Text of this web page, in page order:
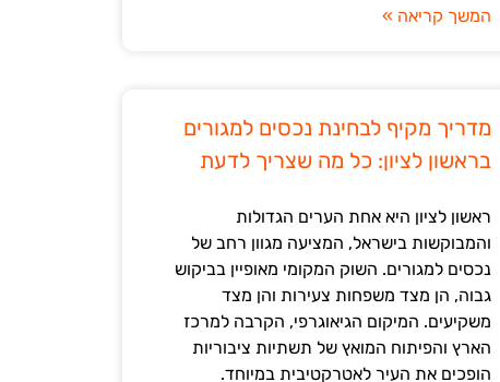
המשך קריאה »
מדריך מקיף לבחינת נכסים למגורים
בראשון לציון: כל מה שצריך לדעת
ראשון לציון היא אחת הערים הגדולות
והמבוקשות בישראל, המציעה מגוון רחב של
נכסים למגורים. השוק המקומי מאופיין בביקוש
גבוה, הן מצד משפחות צעירות והן מצד
משקיעים. המיקום הגיאוגרפי, הקרבה למרכז
הארץ והפיתוח המואץ של תשתיות ציבוריות
הופכים את העיר לאטרקטיבית במיוחד.